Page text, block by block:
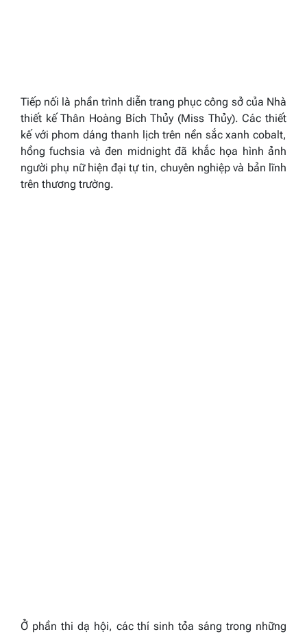
Tiếp nối là phần trình diễn trang phục công sở của Nhà
thiết kế Thân Hoàng Bích Thủy (Miss Thủy). Các thiết
kế với phom dáng thanh lịch trên nền sắc xanh cobalt,
hồng fuchsia và đen midnight đã khắc họa hình ảnh
người phụ nữ hiện đại tự tin, chuyên nghiệp và bản lĩnh
trên thương trường.
Ở phần thi dạ hội, các thí sinh tỏa sáng trong những